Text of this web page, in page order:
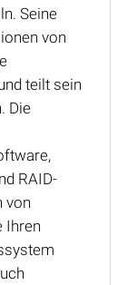
Seine
von
teilt sein
Die
RAID-
von
Ihren